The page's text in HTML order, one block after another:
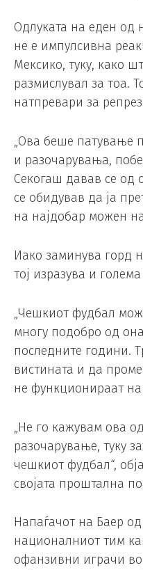
Одлуката на еден од
не е импулсивна
Мексико, туку, како
размислувал за тоа.
натпревари за
„Ова беше патување
и разочарувања,
Секогаш давав се од
се обидував да ја
на најдобар можен
Иако заминува горд
тој изразува и
„Чешкиот фудбал
многу подобро од
последните години.
вистината и да
не функционираат на
„Не го кажувам ова
разочарување, туку
чешкиот фудбал“,
својата проштална
Напаѓачот на Баер од
националниот тим
офанзивни играчи во